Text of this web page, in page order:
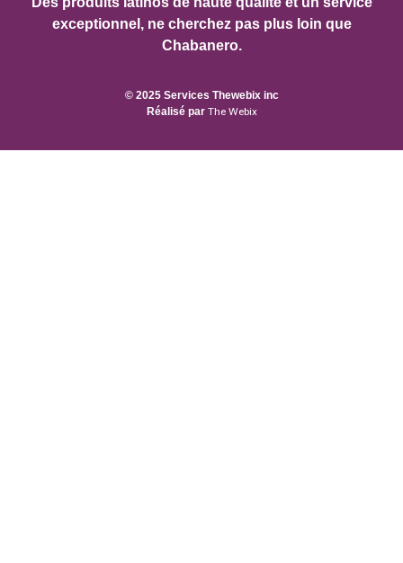
exceptionnel, ne cherchez pas plus loin que
Chabanero.
© 2025 Services Thewebix inc
Réalisé par The Webix